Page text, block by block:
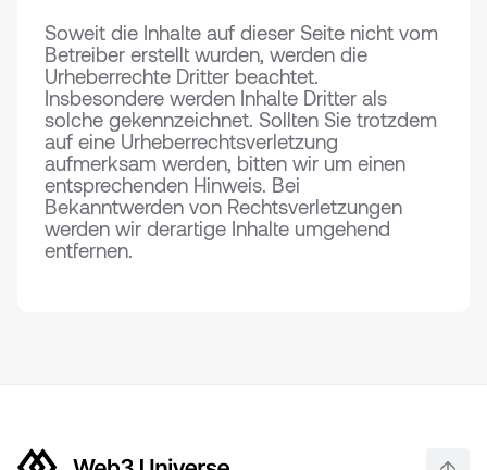
Soweit die Inhalte auf dieser Seite nicht vom
Betreiber erstellt wurden, werden die
Urheberrechte Dritter beachtet.
Insbesondere werden Inhalte Dritter als
solche gekennzeichnet. Sollten Sie trotzdem
auf eine Urheberrechtsverletzung
aufmerksam werden, bitten wir um einen
entsprechenden Hinweis. Bei
Bekanntwerden von Rechtsverletzungen
werden wir derartige Inhalte umgehend
entfernen.